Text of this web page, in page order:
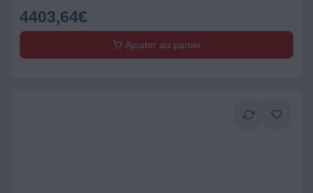
4403,64€
Ajouter au panier